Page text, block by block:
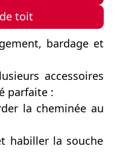
toit
bardage et
accessoires
parfaite :
la cheminée au
habiller la souche